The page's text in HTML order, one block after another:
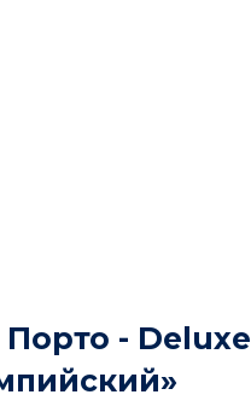
- Deluxe